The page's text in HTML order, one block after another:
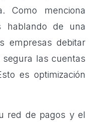
Como menciona
hablando de una
empresas debitar
las cuentas
es optimización
red de pagos y el